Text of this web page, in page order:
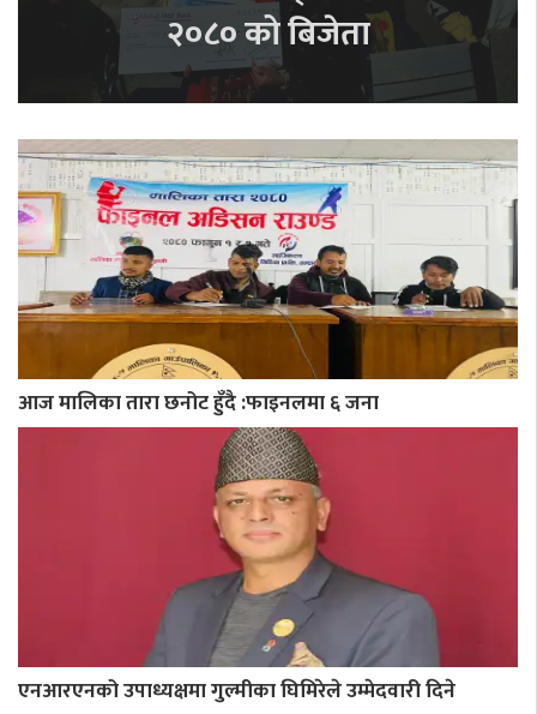
२०८० को बिजेता
आज मालिका तारा छनोट हुँदै :फाइनलमा ६ जना
एनआरएनको उपाध्यक्षमा गुल्मीका घिमिरेले उम्मेदवारी दिने